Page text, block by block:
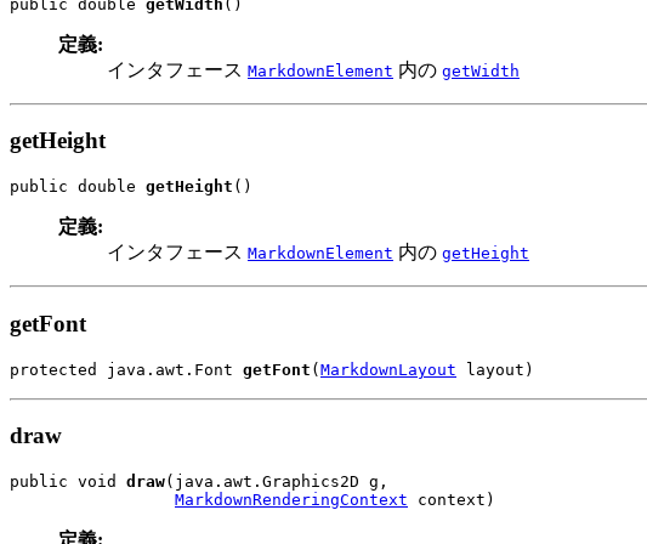
public double getWidth ()
定義:
インタフェース MarkdownElement 内の getWidth
getHeight
public double getHeight ()
定義:
インタフェース MarkdownElement 内の getHeight
getFont
protected java.awt.Font getFont (MarkdownLayout layout)
draw
public void draw(java.awt.Graphics2D g,
MarkdownRenderingContext context)
定義: